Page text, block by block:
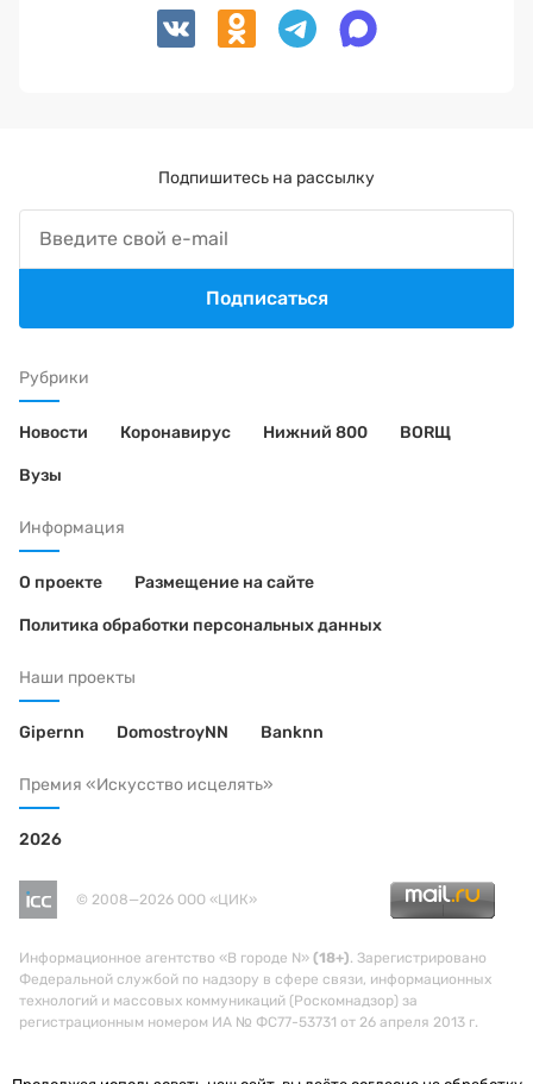
Рубрики
Новости Коронавирус Нижний 800 BORЩ
Вузы
Информация
О проекте Размещение на сайте
Политика обработки персональных данных
Наши проекты
Gipernn DomostroyNN Banknn
Премия «Искусство исцелять»
2026
© 2008—2026 ООО «ЦИК»
Информационное агентство «В городе N» (18+). Зарегистрировано
Федеральной службой по надзору в сфере связи, информационных
технологий и массовых коммуникаций (Роскомнадзор) за
регистрационным номером ИА № ФС77-53731 от 26 апреля 2013 г.
Подпишитесь на рассылку
Подписаться